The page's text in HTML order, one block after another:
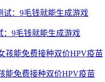
：9毛钱就能生成游戏
能免费接种双价HPV疫苗